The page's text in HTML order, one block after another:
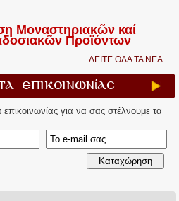
Μοναστηριακῶν καί
Προϊόντων
ΔΕΙΤΕ ΟΛΑ ΤΑ ΝΕΑ...
Επικοινωνίας
επικοινωνίας για να σας στέλνουμε τα